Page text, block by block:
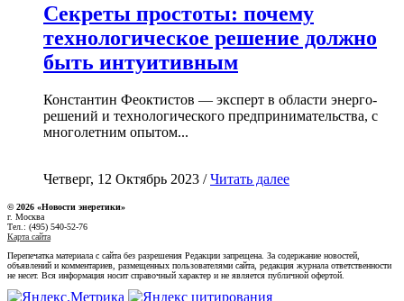
Секреты простоты: почему
технологическое решение должно
быть интуитивным
Константин Феоктистов — эксперт в области энерго-
решений и технологического предпринимательства, с
многолетним опытом...
Четверг, 12 Октябрь 2023 /Читать далее
© 2026 «Новости энеретики»
г. Москва
Тел.: (495) 540-52-76
Карта сайта
Перепечатка материала с сайта без разрешения Редакции запрещена. За содержание новостей,
объявлений и комментариев, размещенных пользователями сайта, редакция журнала ответственности
не несет. Вся информация носит справочный характер и не является публичной офертой.